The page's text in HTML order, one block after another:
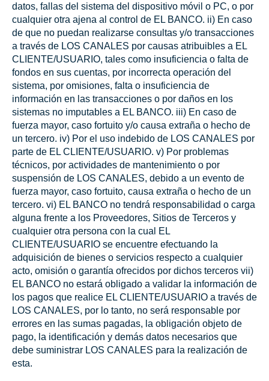
datos, fallas del sistema del dispositivo móvil o PC, o por
cualquier otra ajena al control de EL BANCO. ii) En caso
de que no puedan realizarse consultas y/o transacciones
a través de LOS CANALES por causas atribuibles a EL
CLIENTE/USUARIO, tales como insuficiencia o falta de
fondos en sus cuentas, por incorrecta operación del
sistema, por omisiones, falta o insuficiencia de
información en las transacciones o por daños en los
sistemas no imputables a EL BANCO. iii) En caso de
fuerza mayor, caso fortuito y/o causa extraña o hecho de
un tercero. iv) Por el uso indebido de LOS CANALES por
parte de EL CLIENTE/USUARIO. v) Por problemas
técnicos, por actividades de mantenimiento o por
suspensión de LOS CANALES, debido a un evento de
fuerza mayor, caso fortuito, causa extraña o hecho de un
tercero. vi) EL BANCO no tendrá responsabilidad o carga
alguna frente a los Proveedores, Sitios de Terceros y
cualquier otra persona con la cual EL
CLIENTE/USUARIO se encuentre efectuando la
adquisición de bienes o servicios respecto a cualquier
acto, omisión o garantía ofrecidos por dichos terceros vii)
EL BANCO no estará obligado a validar la información de
los pagos que realice EL CLIENTE/USUARIO a través de
LOS CANALES, por lo tanto, no será responsable por
errores en las sumas pagadas, la obligación objeto de
pago, la identificación y demás datos necesarios que
debe suministrar LOS CANALES para la realización de
esta.